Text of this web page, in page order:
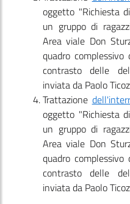
oggetto "Richiesta
un gruppo di
Area viale Don
quadro
contrasto delle
inviata da Paolo
Trattazione
oggetto "Richiesta
un gruppo di
Area viale Don
quadro
contrasto delle
inviata da Paolo